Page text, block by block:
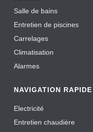
Salle de bains
Entretien de piscines
Carrelages
Climatisation
Alarmes
NAVIGATION RAPIDE
Electricité
Entretien chaudière